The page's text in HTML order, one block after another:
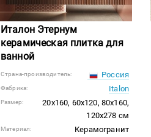
Италон Этернум
керамическая плитка для
ванной
Страна-производитель: Россия
Фабрика: Italon
Размер:
20x160, 60x120, 80x160,
120x278 см
Материал: Керамогранит